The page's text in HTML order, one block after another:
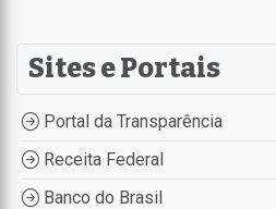
Sites e Portais
Portal da Transparência
Receita Federal
Banco do Brasil